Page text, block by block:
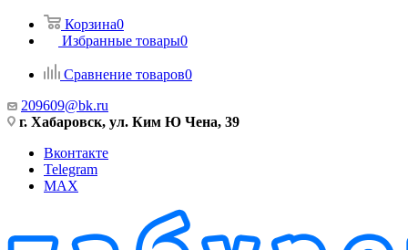
Корзина0
Избранные товары0
Сравнение товаров0
209609@bk.ru
г. Хабаровск, ул. Ким Ю Чена, 39
Вконтакте
Telegram
MAX